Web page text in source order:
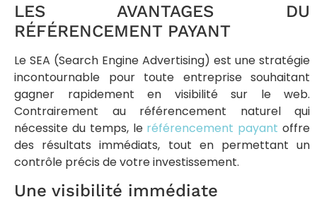
LES AVANTAGES DU
RÉFÉRENCEMENT PAYANT
Le SEA (Search Engine Advertising) est une stratégie
incontournable pour toute entreprise souhaitant
gagner rapidement en visibilité sur le web.
Contrairement au référencement naturel qui
nécessite du temps, le référencement payant offre
des résultats immédiats, tout en permettant un
contrôle précis de votre investissement.
Une visibilité immédiate